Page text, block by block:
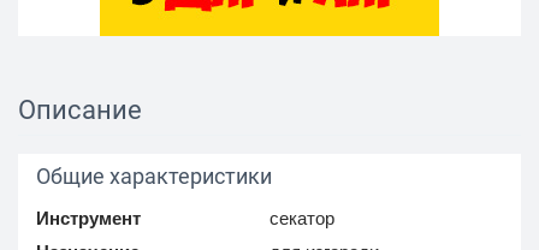
Описание
Общие характеристики
Инструмент
секатор